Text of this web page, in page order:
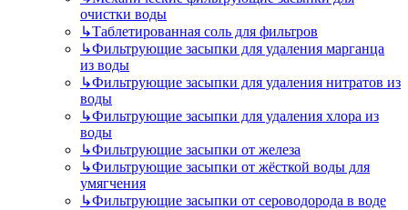
очистки воды
↳Таблетированная соль для фильтров
↳Фильтрующие засыпки для удаления марганца
из воды
↳Фильтрующие засыпки для удаления нитратов из
воды
↳Фильтрующие засыпки для удаления хлора из
воды
↳Фильтрующие засыпки от железа
↳Фильтрующие засыпки от жёсткой воды для
умягчения
↳Фильтрующие засыпки от сероводорода в воде